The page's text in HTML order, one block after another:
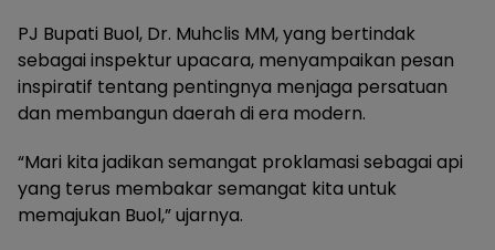
PJ Bupati Buol, Dr. Muhclis MM, yang bertindak
sebagai inspektur upacara, menyampaikan pesan
inspiratif tentang pentingnya menjaga persatuan
dan membangun daerah di era modern.
“Mari kita jadikan semangat proklamasi sebagai api
yang terus membakar semangat kita untuk
memajukan Buol,” ujarnya.